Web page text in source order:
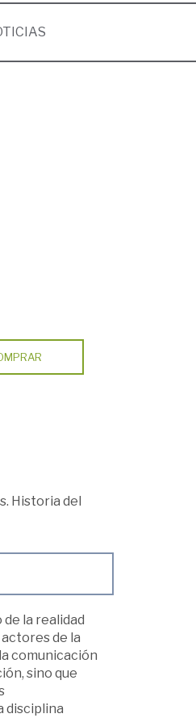
Historia del
la realidad
de la
comunicación
sino que
disciplina